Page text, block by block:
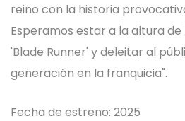
reino con la historia
Esperamos estar a la altura
'Blade Runner' y deleitar al
generación en la franquicia".
Fecha de estreno: 2025